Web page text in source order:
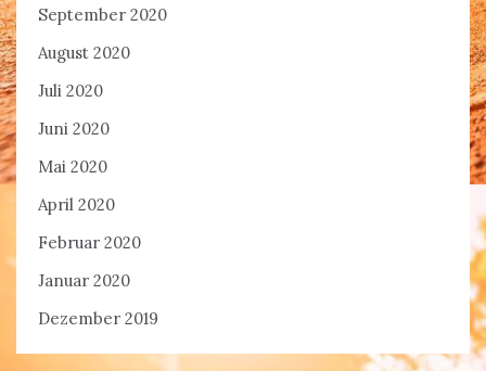
September 2020
August 2020
Juli 2020
Juni 2020
Mai 2020
April 2020
Februar 2020
Januar 2020
Dezember 2019